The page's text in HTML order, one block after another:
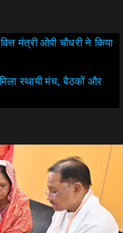
मंत्री ओपी चौधरी ने किया
स्थायी मंच, बैठकों और